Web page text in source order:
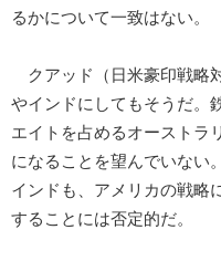
るかについて一致はない。
クアッド（日米豪印戦略
やインドにしてもそうだ。
エイトを占めるオーストラ
になることを望んでいない
インドも、アメリカの戦略
することには否定的だ。